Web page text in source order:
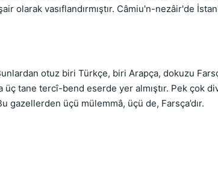
olarak vasıflandırmıştır. Câmiu'n-nezâir'de
otuz biri Türkçe, biri Arapça, dokuzu
tane tercî-bend eserde yer almıştır. Pek çok
gazellerden üçü mülemmâ, üçü de, Farsça’dır.